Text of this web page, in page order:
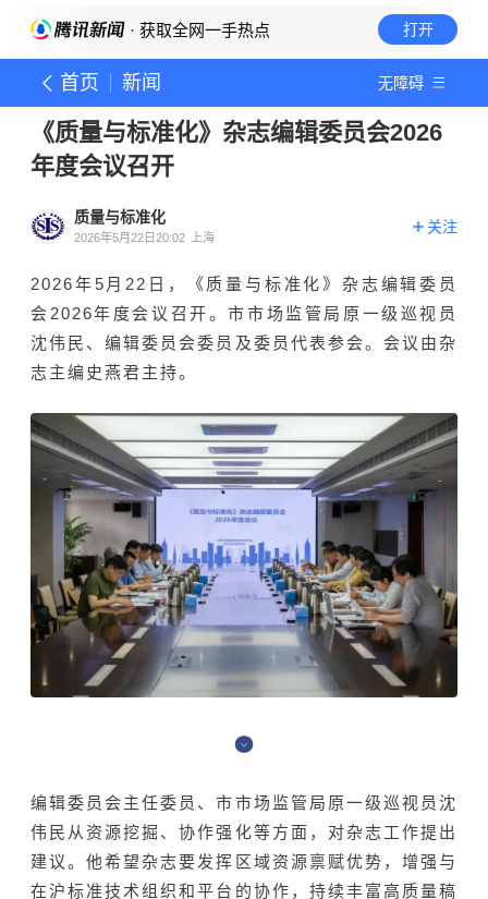
· 获取全网一手热点 打开
首页 新闻 无障碍
《质量与标准化》杂志编辑委员会2026
年度会议召开
质量与标准化
2026年5月22日20:02 上海
关注
2026年5 月 22 日，《质量与标准化》杂志编辑委员
会 2026年度会议召开。市市场监管局原一级巡视员
沈伟民、编辑委员会委员及委员代表参会。会议由杂
志主编史燕君主持。
编辑委员会主任委员、市市场监管局原一级巡视员沈
伟民从资源挖掘、协作强化等方面，对杂志工作提出
建议。他希望杂志要发挥区域资源禀赋优势，增强与
在沪标准技术组织和平台的协作，持续丰富高质量稿